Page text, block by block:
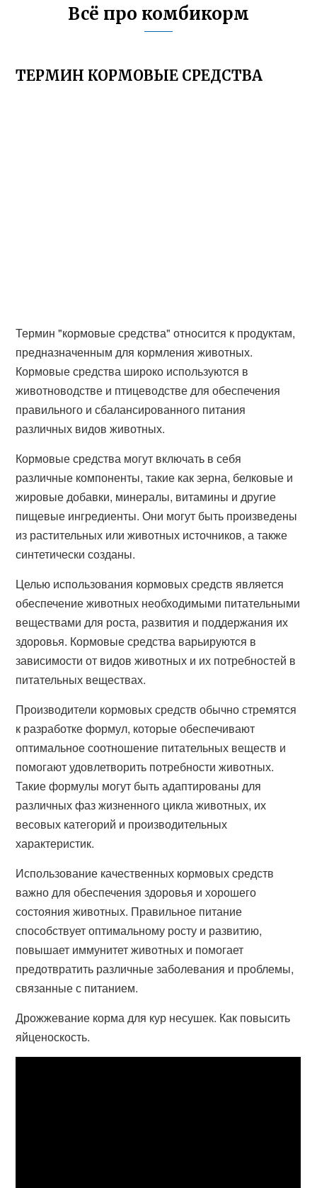
Всё про комбикорм
ТЕРМИН КОРМОВЫЕ СРЕДСТВА
Термин "кормовые средства" относится к продуктам,
предназначенным для кормления животных.
Кормовые средства широко используются в
животноводстве и птицеводстве для обеспечения
правильного и сбалансированного питания
различных видов животных.
Кормовые средства могут включать в себя
различные компоненты, такие как зерна, белковые и
жировые добавки, минералы, витамины и другие
пищевые ингредиенты. Они могут быть произведены
из растительных или животных источников, а также
синтетически созданы.
Целью использования кормовых средств является
обеспечение животных необходимыми питательными
веществами для роста, развития и поддержания их
здоровья. Кормовые средства варьируются в
зависимости от видов животных и их потребностей в
питательных веществах.
Производители кормовых средств обычно стремятся
к разработке формул, которые обеспечивают
оптимальное соотношение питательных веществ и
помогают удовлетворить потребности животных.
Такие формулы могут быть адаптированы для
различных фаз жизненного цикла животных, их
весовых категорий и производительных
характеристик.
Использование качественных кормовых средств
важно для обеспечения здоровья и хорошего
состояния животных. Правильное питание
способствует оптимальному росту и развитию,
повышает иммунитет животных и помогает
предотвратить различные заболевания и проблемы,
связанные с питанием.
Дрожжевание корма для кур несушек. Как повысить
яйценоскость.